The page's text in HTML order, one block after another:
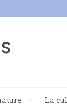
La